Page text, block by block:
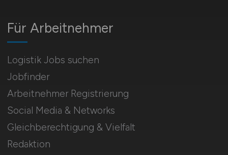
Für Arbeitnehmer
Logistik Jobs suchen
Jobfinder
Arbeitnehmer Registrierung
Social Media & Networks
Gleichberechtigung & Vielfalt
Redaktion